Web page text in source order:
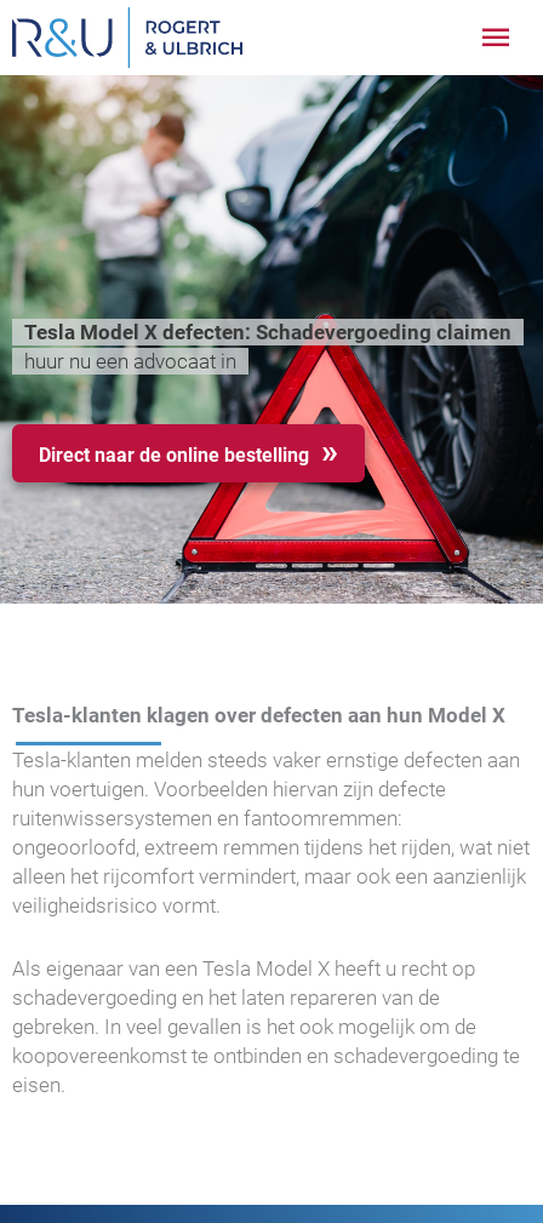
Ga
naar
inhoud
Tesla Model X defecten: Schadevergoeding claimen
huur nu een advocaat in
Direct naar de online bestelling
Tesla-klanten klagen over defecten aan hun Model X
Tesla-klanten melden steeds vaker ernstige defecten aan
hun voertuigen. Voorbeelden hiervan zijn defecte
ruitenwissersystemen en fantoomremmen:
ongeoorloofd, extreem remmen tijdens het rijden, wat niet
alleen het rijcomfort vermindert, maar ook een aanzienlijk
veiligheidsrisico vormt.
Als eigenaar van een Tesla Model X heeft u recht op
schadevergoeding en het laten repareren van de
gebreken. In veel gevallen is het ook mogelijk om de
koopovereenkomst te ontbinden en schadevergoeding te
eisen.